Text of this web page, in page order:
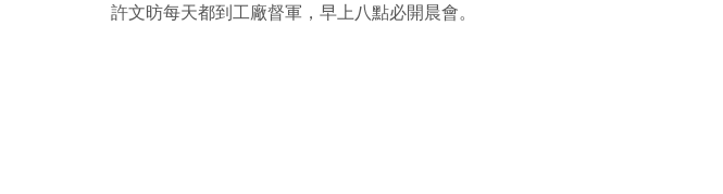
許文昉每天都到工廠督軍，早上八點必開晨會。